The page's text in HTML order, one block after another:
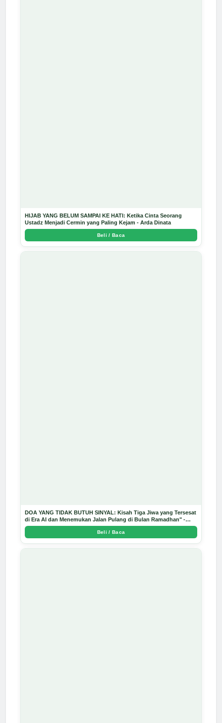
HIJAB YANG BELUM SAMPAI KE HATI: Ketika Cinta Seorang
Ustadz Menjadi Cermin yang Paling Kejam - Arda Dinata
Beli / Baca
DOA YANG TIDAK BUTUH SINYAL: Kisah Tiga Jiwa yang Tersesat
di Era AI dan Menemukan Jalan Pulang di Bulan Ramadhan" -
Arda Dinata
Beli / Baca